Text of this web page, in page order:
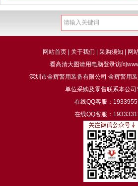
网站首页 | 关于我们 | 采购须知 | 网
看高清大图请用电脑登录访问
深圳市金辉警用装备有限公司 金辉警用
单位采购及零售联系本公司
在线QQ客服：
在线QQ客服：